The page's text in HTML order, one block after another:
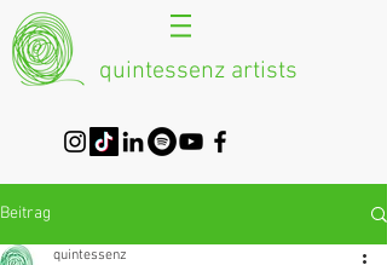
quintessenz artists
Beitrag
quintessenz